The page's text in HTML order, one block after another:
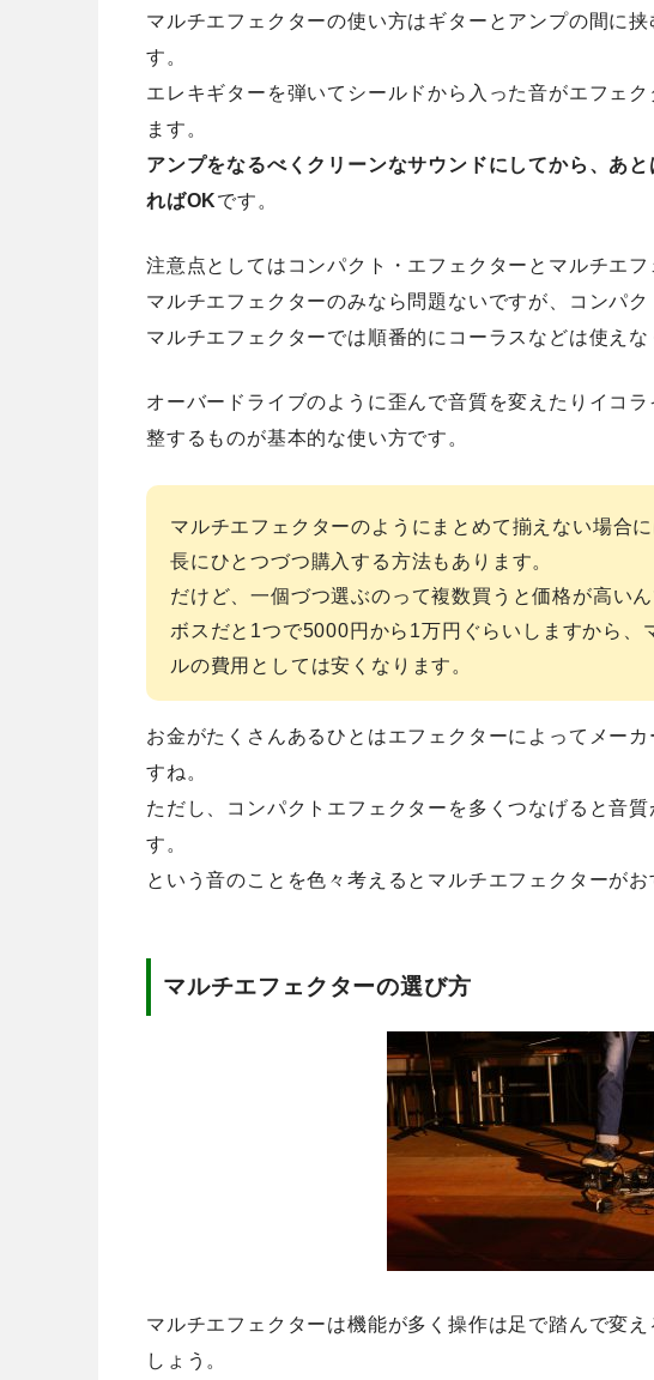
マルチエフェクターの使い方はギターとアンプの間に
す。
エレキギターを弾いてシールドから入った音がエフェ
ます。
アンプをなるべくクリーンなサウンドにしてから、あ
ればOKです。
注意点としてはコンパクト・エフェクターとマルチエフ
マルチエフェクターのみなら問題ないですが、コンパ
マルチエフェクターでは順番的にコーラスなどは使えな
オーバードライブのように歪んで音質を変えたりイコ
整するものが基本的な使い方です。
マルチエフェクターのようにまとめて揃えない場合
長にひとつづつ購入する方法もあります。
だけど、一個づつ選ぶのって複数買うと価格が高いん
ボスだと1つで5000円から1万円ぐらいしますから、
ルの費用としては安くなります。
お金がたくさんあるひとはエフェクターによってメー
すね。
ただし、コンパクトエフェクターを多くつなげると音
す。
という音のことを色々考えるとマルチエフェクターがお
マルチエフェクターの選び方
マルチエフェクターは機能が多く操作は足で踏んで変
しょう。